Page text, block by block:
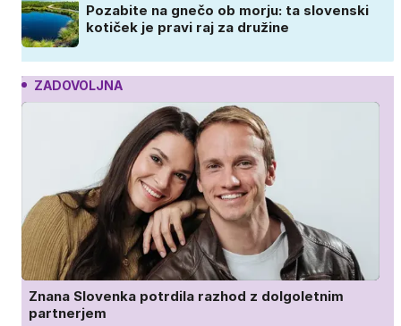
Pozabite na gnečo ob morju: ta slovenski
kotiček je pravi raj za družine
ZADOVOLJNA
Znana Slovenka potrdila razhod z dolgoletnim
partnerjem